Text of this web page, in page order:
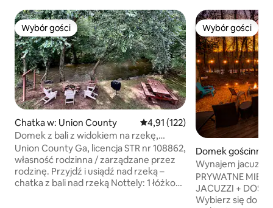
Wybór gości
Wybór gości
Chatka w: Union County Średnia ocena: 4,91 na 5, liczba
4,91 (122)
Domek z bali z widokiem na rzekę,
jacuzzi, tubing, przyjazne dla psów
Union County Ga, licencja STR nr 108862,
własność rodzinna / zarządzane przez
rodzinę. Przyjdź i usiądź nad rzeką –
chatka z bali nad rzeką Nottely: 1 łóżko
Wybór gości
Wybór gości
Domek gościnny
ille
Wynajem jacuzzi
wodnego, 2-
PRYWATNE
JACUZZI +
Wybierz się do